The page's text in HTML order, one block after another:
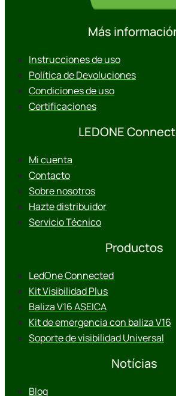
Más
Instrucciones de uso
Política de Devoluciones
Condiciones de uso
Certificaciones
LEDONE
Mi cuenta
Contacto
Sobre nosotros
Hazte distribuidor
Servicio Técnico
Productos
LedOne Connected
Kit Visibilidad Plus
Baliza V16 ASEICA
Kit de emergencia con baliza V16
Soporte de visibilidad Universal
Notícias
Blog